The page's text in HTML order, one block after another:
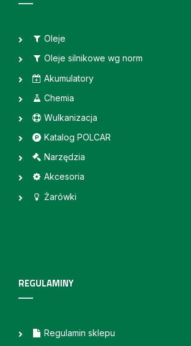
Oleje
Oleje silnikowe wg norm
Akumulatory
Chemia
Wulkanizacja
Katalog POLCAR
Narzędzia
Akcesoria
Żarówki
REGULAMINY
Regulamin sklepu